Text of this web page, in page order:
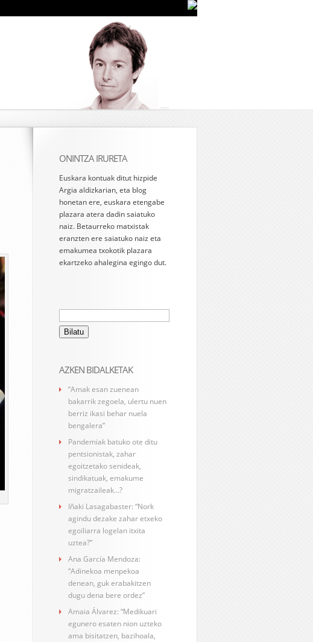
ONINTZA IRURETA
Euskara kontuak ditut hizpide
Argia aldizkarian, eta blog
honetan ere, euskara etengabe
plazara atera dadin saiatuko
naiz. Betaurreko matxistak
eranzten ere saiatuko naiz eta
emakumea txokotik plazara
ekartzeko ahalegina egingo dut.
Bilatu:
AZKEN BIDALKETAK
“Amak esan zuenean
bakarrik zegoela, ulertu nuen
berriz ikasi behar nuela
bengalera”
Pandemiak batuko ote ditu
pentsionistak, zahar
egoitzetako senideak,
sindikatuak, emakume
migratzaileak…?
Iñaki Lasagabaster: “Nork
agindu dezake zahar etxeko
egoiliarra logelan itxita
uztea?”
Ana García Mendoza:
“Adinekoa menpekoa
denean, guk erabakitzen
dugu dena bere ordez”
Amaia Álvarez: “Medikuari
egunero esaten nion uzteko
ama bisitatzen, bazihoala,